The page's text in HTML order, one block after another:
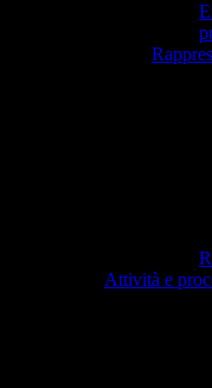
Attività e